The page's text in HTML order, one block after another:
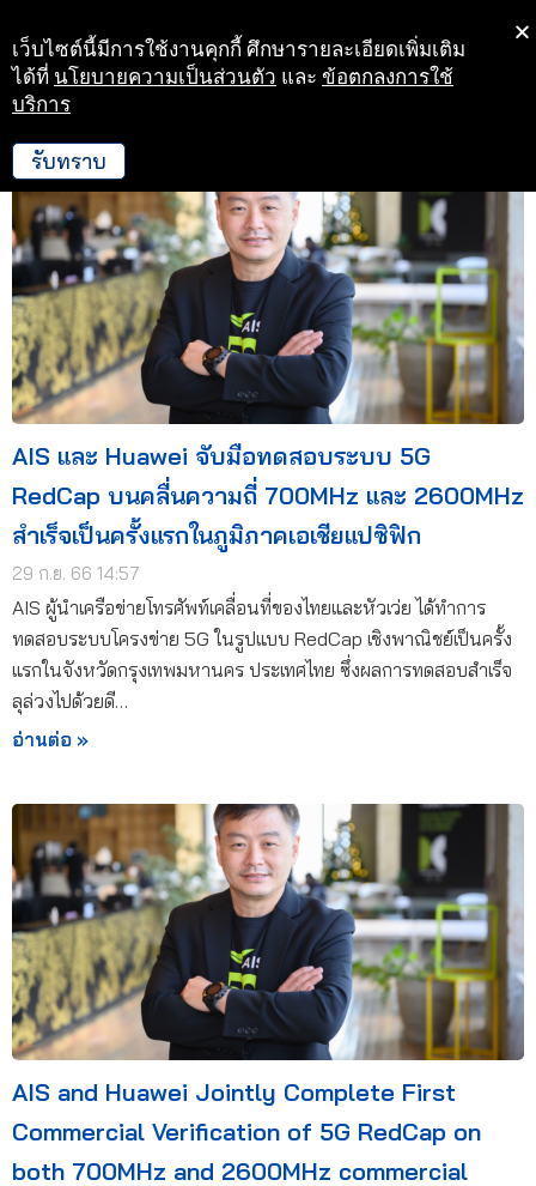
Skip
to
AIS และ Huawei จับมือทดสอบระบบ 5G
RedCap บนคลื่นความถี่ 700MHz และ 2600MHz
สำเร็จเป็นครั้งแรกในภูมิภาคเอเชียแปซิฟิก
29 ก.ย. 66 14:57
AIS ผู้นำเครือข่ายโทรศัพท์เคลื่อนที่ของไทยและหัวเว่ย ได้ทำการ
ทดสอบระบบโครงข่าย 5G ในรูปแบบ RedCap เชิงพาณิชย์เป็นครั้ง
แรกในจังหวัดกรุงเทพมหานคร ประเทศไทย ซึ่งผลการทดสอบสำเร็จ
ลุล่วงไปด้วยดี…
อ่านต่อ »
AIS and Huawei Jointly Complete First
Commercial Verification of 5G RedCap on
both 700MHz and 2600MHz commercial
เว็บไซต์นี้มีการใช้งานคุกกี้ ศึกษารายละเอียดเพิ่มเติม
ได้ที่ นโยบายความเป็นส่วนตัว และ ข้อตกลงการใช้
บริการ
รับทราบ